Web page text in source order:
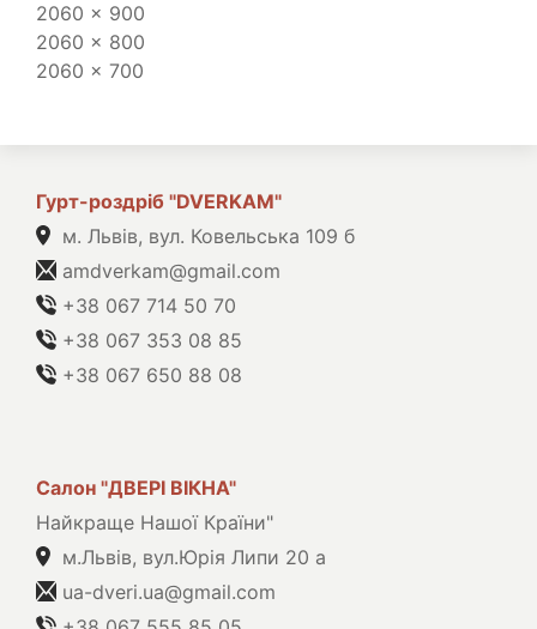
2060 x 900
2060 x 800
2060 x 700
Гурт-роздріб "DVERKAM"
м. Львів, вул. Ковельська 109 б
amdverkam@gmail.com
+38 067 714 50 70
+38 067 353 08 85
+38 067 650 88 08
Салон "ДВЕРІ ВІКНА"
Найкраще Нашої Країни"
м.Львів, вул.Юрія Липи 20 а
ua-dveri.ua@gmail.com